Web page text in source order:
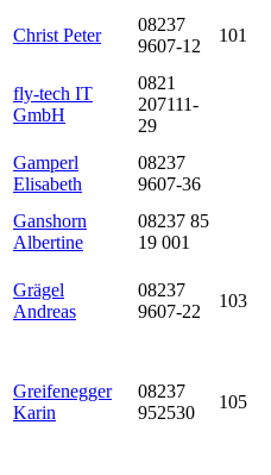
Christ Peter
08237
9607-12
101
fly-tech IT
GmbH
0821
207111-
29
Gamperl
Elisabeth
08237
9607-36
Ganshorn
Albertine
08237 85
19 001
Grägel
Andreas
08237
9607-22
103
Greifenegger
Karin
08237
952530
105